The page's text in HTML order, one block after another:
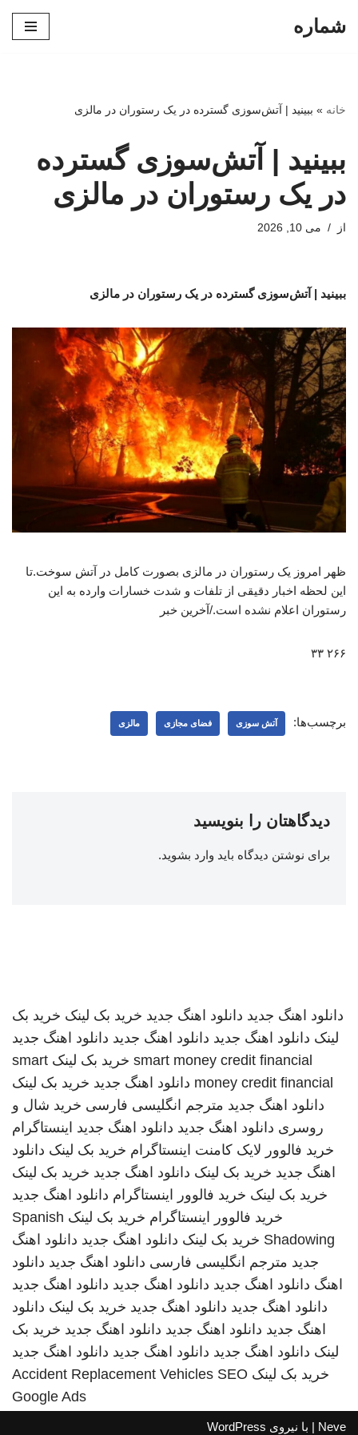
شماره
خانه » ببینید | آتش‌سوزی گسترده در یک رستوران در مالزی
ببینید | آتش‌سوزی گسترده
در یک رستوران در مالزی
از می 10, 2026
ببینید | آتش‌سوزی گسترده در یک رستوران در مالزی
ظهر امروز یک رستوران در مالزی بصورت کامل در آتش سوخت.تا
این لحظه اخبار دقیقی از تلفات و شدت خسارات وارده به این
رستوران اعلام نشده است./آخرین خبر
۲۶۶ ۳۳
برچسب‌ها: آتش سوزی فضای مجازی مالزی
دیدگاهتان را بنویسید
برای نوشتن دیدگاه باید وارد بشوید.
دانلود اهنگ جدید دانلود اهنگ جدید خرید بک لینک خرید بک
لینک دانلود اهنگ جدید دانلود اهنگ جدید دانلود اهنگ جدید
smart money credit financial خرید بک لینک smart
money credit financial دانلود اهنگ جدید خرید بک لینک
دانلود اهنگ جدید مترجم انگلیسی فارسی خرید شال و
روسری دانلود اهنگ جدید دانلود اهنگ جدید اینستاگرام
خرید فالوور لایک کامنت اینستاگرام خرید بک لینک دانلود
اهنگ جدید خرید بک لینک دانلود اهنگ جدید خرید بک لینک
خرید بک لینک خرید فالوور اینستاگرام دانلود اهنگ جدید
خرید فالوور اینستاگرام خرید بک لینک Spanish
Shadowing خرید بک لینک دانلود اهنگ جدید دانلود اهنگ
جدید مترجم انگلیسی فارسی دانلود اهنگ جدید دانلود
اهنگ دانلود اهنگ جدید دانلود اهنگ جدید دانلود اهنگ جدید
دانلود اهنگ جدید دانلود اهنگ جدید خرید بک لینک دانلود
اهنگ جدید دانلود اهنگ جدید دانلود اهنگ جدید خرید بک
لینک دانلود اهنگ جدید دانلود اهنگ جدید دانلود اهنگ جدید
خرید بک لینک
Accident Replacement Vehicles SEO
Google Ads
Neve | با نیروی WordPress